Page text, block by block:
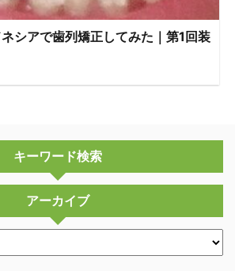
シアで歯列矯正してみた｜第1回装
キーワード検索
アーカイブ